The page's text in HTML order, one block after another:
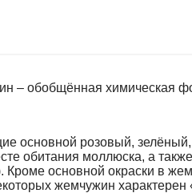
– обобщённая химическая
основной розовый,
обитания моллюска, а
основной окраски в
жемчужин характерен